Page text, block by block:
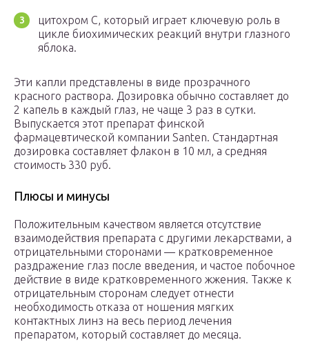
цитохром C, который играет ключевую роль в
цикле биохимических реакций внутри глазного
яблока.
Эти капли представлены в виде прозрачного
красного раствора. Дозировка обычно составляет до
2 капель в каждый глаз, не чаще 3 раз в сутки.
Выпускается этот препарат финской
фармацевтической компании Santen. Стандартная
дозировка составляет флакон в 10 мл, а средняя
стоимость 330 руб.
Плюсы и минусы
Положительным качеством является отсутствие
взаимодействия препарата с другими лекарствами, а
отрицательными сторонами — кратковременное
раздражение глаз после введения, и частое побочное
действие в виде кратковременного жжения. Также к
отрицательным сторонам следует отнести
необходимость отказа от ношения мягких
контактных линз на весь период лечения
препаратом, который составляет до месяца.